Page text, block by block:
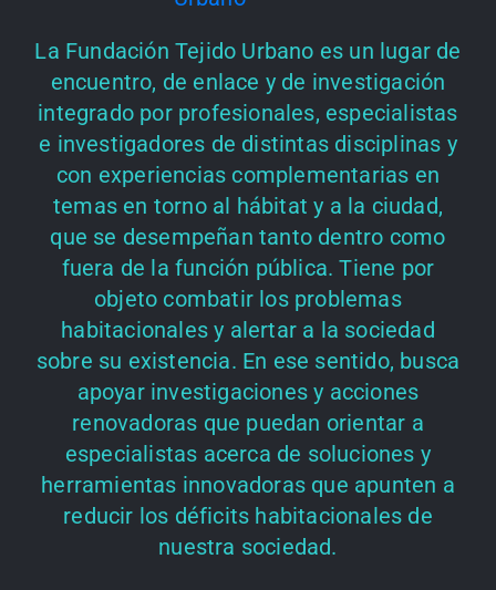
La Fundación Tejido Urbano es un lugar de
encuentro, de enlace y de investigación
integrado por profesionales, especialistas
e investigadores de distintas disciplinas y
con experiencias complementarias en
temas en torno al hábitat y a la ciudad,
que se desempeñan tanto dentro como
fuera de la función pública. Tiene por
objeto combatir los problemas
habitacionales y alertar a la sociedad
sobre su existencia. En ese sentido, busca
apoyar investigaciones y acciones
renovadoras que puedan orientar a
especialistas acerca de soluciones y
herramientas innovadoras que apunten a
reducir los déficits habitacionales de
nuestra sociedad.